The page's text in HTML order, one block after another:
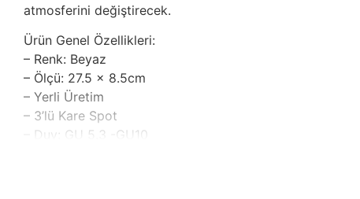
atmosferini değiştirecek.
Ürün Genel Özellikleri:
– Renk: Beyaz
– Ölçü: 27.5 x 8.5cm
– Yerli Üretim
– 3’lü Kare Spot
– Duy: GU 5.3 -GU10
Bu şık 3’lü kare spot, özellikle oturma odası, mutfak
Geniş ölçüleri 27.5 x 8.5 cm, mekanlarınızı